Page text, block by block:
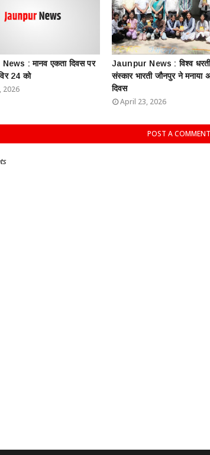
: ​मानव एकता दिवस पर
24 को
2026
Jaunpur News : विश्व
संस्कार भारती जौनपुर ने
दिवस
April 23, 2026
POST A COMMENT